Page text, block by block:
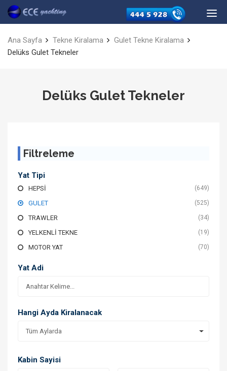
Ana Sayfa Tekne Kiralama
Gulet Tekne Kiralama
Delüks Gulet Tekneler
Delüks Gulet Tekneler
Filtreleme
Yat Tipi
HEPSI (649)
GULET (525)
TRAWLER (34)
YELKENLİ TEKNE (19)
MOTOR YAT (70)
Yat Adi
Hangi Ayda Kiralanacak
Tüm Aylarda
Kabin Sayisi